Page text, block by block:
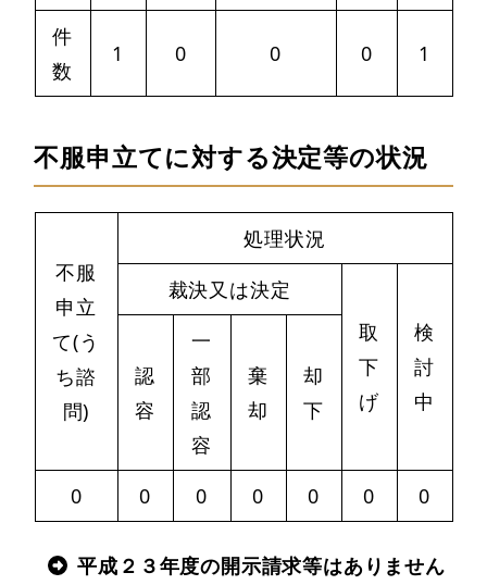
件
数
1 0 0 0 1
不服申立てに対する決定等の状況
不服
申立
て(う
ち諮
問)
処理状況
裁決又は決定
取
下
げ
検
討
中
認
容
一
部
認
容
棄
却
却
下
0 0 0 0 0 0 0
平成２３年度の開示請求等はありません